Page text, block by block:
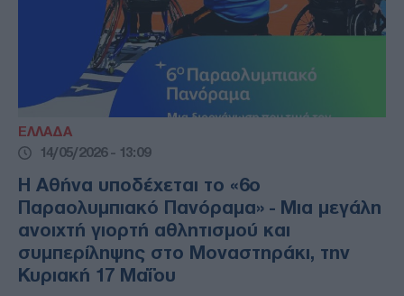
ΕΛΛΑΔΑ
14/05/2026 - 13:09
Η Αθήνα υποδέχεται το «6ο
Παραολυμπιακό Πανόραμα» - Μια μεγάλη
ανοιχτή γιορτή αθλητισμού και
συμπερίληψης στο Μοναστηράκι, την
Κυριακή 17 Μαΐου